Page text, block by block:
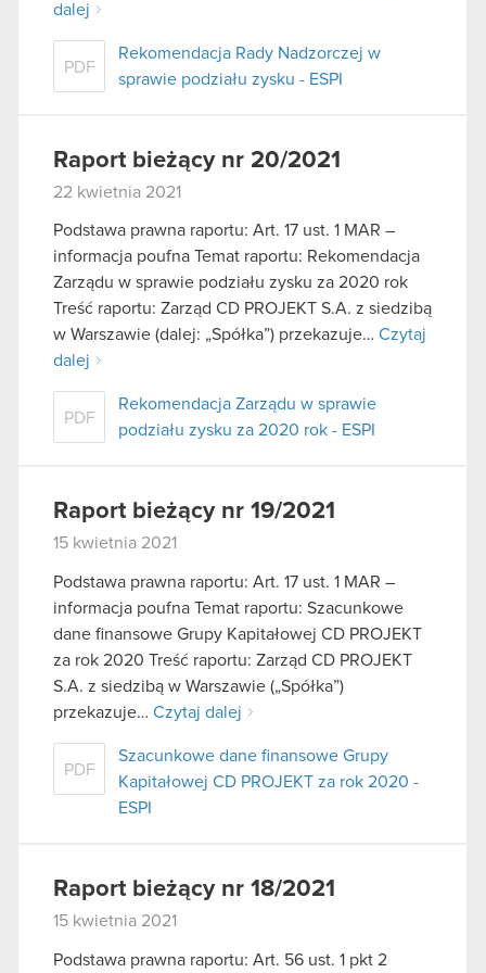
podczas korzystania z ich usług. Kontynuując
używanie plików cookie.
dalej
PDF
Rekomendacja Rady Nadzorczej w
sprawie podziału zysku - ESPI
Raport bieżący nr 20/2021
22 kwietnia 2021
Podstawa prawna raportu: Art. 17 ust. 1 MAR –
informacja poufna Temat raportu: Rekomendacja
Zarządu w sprawie podziału zysku za 2020 rok
Treść raportu: Zarząd CD PROJEKT S.A. z siedzibą
w Warszawie (dalej: „Spółka”) przekazuje… Czytaj
dalej
PDF
Rekomendacja Zarządu w sprawie
podziału zysku za 2020 rok - ESPI
Raport bieżący nr 19/2021
15 kwietnia 2021
Podstawa prawna raportu: Art. 17 ust. 1 MAR –
informacja poufna Temat raportu: Szacunkowe
dane finansowe Grupy Kapitałowej CD PROJEKT
za rok 2020 Treść raportu: Zarząd CD PROJEKT
S.A. z siedzibą w Warszawie („Spółka”)
przekazuje… Czytaj dalej
PDF
Szacunkowe dane finansowe Grupy
Kapitałowej CD PROJEKT za rok 2020 -
ESPI
Raport bieżący nr 18/2021
15 kwietnia 2021
Podstawa prawna raportu: Art. 56 ust. 1 pkt 2